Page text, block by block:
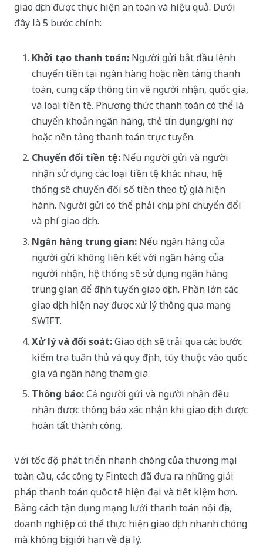
giao dịch được thực hiện an toàn và hiệu quả. Dưới
đây là 5 bước chính:
Khởi tạo thanh toán: Người gửi bắt đầu lệnh
chuyển tiền tại ngân hàng hoặc nền tảng thanh
toán, cung cấp thông tin về người nhận, quốc gia,
và loại tiền tệ. Phương thức thanh toán có thể là
chuyển khoản ngân hàng, thẻ tín dụng/ghi nợ
hoặc nền tảng thanh toán trực tuyến.
Chuyển đổi tiền tệ: Nếu người gửi và người
nhận sử dụng các loại tiền tệ khác nhau, hệ
thống sẽ chuyển đổi số tiền theo tỷ giá hiện
hành. Người gửi có thể phải chịu phí chuyển đổi
và phí giao dịch.
Ngân hàng trung gian: Nếu ngân hàng của
người gửi không liên kết với ngân hàng của
người nhận, hệ thống sẽ sử dụng ngân hàng
trung gian để định tuyến giao dịch. Phần lớn các
giao dịch hiện nay được xử lý thông qua mạng
SWIFT.
Xử lý và đối soát:Giao dịch sẽ trải qua các bước
kiểm tra tuân thủ và quy định, tùy thuộc vào quốc
gia và ngân hàng tham gia.
Thông báo:Cả người gửi và người nhận đều
nhận được thông báo xác nhận khi giao dịch được
hoàn tất thành công.
Với tốc độ phát triển nhanh chóng của thương mại
toàn cầu, các công ty Fintech đã đưa ra những giải
pháp thanh toán quốc tế hiện đại và tiết kiệm hơn.
Bằng cách tận dụng mạng lưới thanh toán nội địa,
doanh nghiệp có thể thực hiện giao dịch nhanh chóng
mà không bị giới hạn về địa lý.